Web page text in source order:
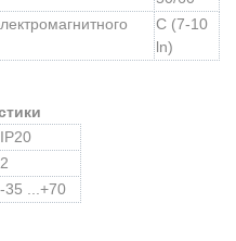
C (7-10
ln)
IP20
2
-35 ...+70